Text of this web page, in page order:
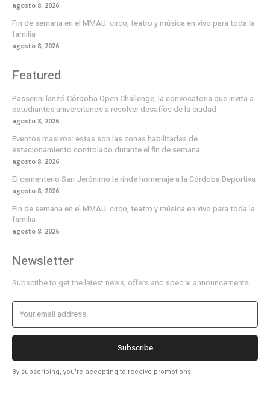
agosto 8, 2026
Fin de semana en el MMAU: circo, teatro y música en vivo para toda la
familia
agosto 8, 2026
Featured
Passerini lanzó Córdoba Open Challenge, la convocatoria que invita a
estudiantes universitarios a resolver desafíos de la ciudad
agosto 8, 2026
Eventos masivos: estas son las zonas habilitadas de
estacionamiento controlado durante el fin de semana
agosto 8, 2026
El cementerio San Jerónimo le rinde homenaje a la Córdoba Deportiva
agosto 8, 2026
Fin de semana en el MMAU: circo, teatro y música en vivo para toda la
familia
agosto 8, 2026
Newsletter
Subscribe to get the latest news, offers and special announcements.
Subscribe
By subscribing, you're accepting to receive promotions.